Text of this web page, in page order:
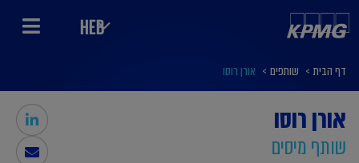
HEB
דף הבית > שותפים > אורן רוסו
אורן רוסו
שותף מיסים